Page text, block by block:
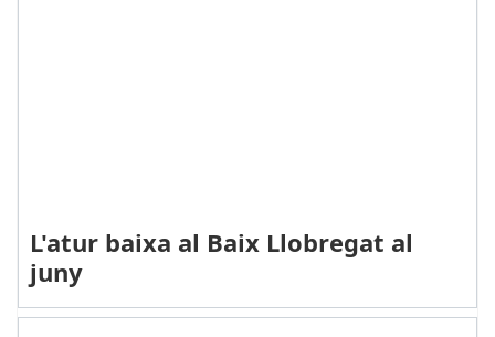
L'atur baixa al Baix Llobregat al
juny